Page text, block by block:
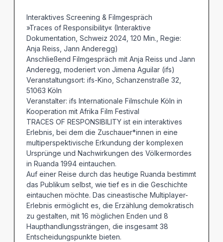
Interaktives Screening & Filmgespräch
»Traces of Responsibility« (Interaktive
Dokumentation, Schweiz 2024, 120 Min., Regie:
Anja Reiss, Jann Anderegg)
Anschließend Filmgespräch mit Anja Reiss und Jann
Anderegg, moderiert von Jimena Aguilar (ifs)
Veranstaltungsort: ifs-Kino, Schanzenstraße 32,
51063 Köln
Veranstalter: ifs Internationale Filmschule Köln in
Kooperation mit Afrika Film Festival
TRACES OF RESPONSIBILITY ist ein interaktives
Erlebnis, bei dem die Zuschauer*innen in eine
multiperspektivische Erkundung der komplexen
Ursprünge und Nachwirkungen des Völkermordes
in Ruanda 1994 eintauchen.
Auf einer Reise durch das heutige Ruanda bestimmt
das Publikum selbst, wie tief es in die Geschichte
eintauchen möchte. Das cineastische Multiplayer-
Erlebnis ermöglicht es, die Erzählung demokratisch
zu gestalten, mit 16 möglichen Enden und 8
Haupthandlungssträngen, die insgesamt 38
Entscheidungspunkte bieten.